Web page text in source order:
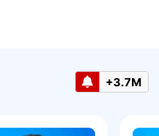
+3.7M